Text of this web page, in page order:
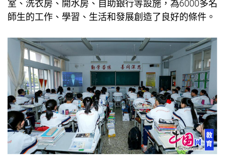
室、洗衣房、開水房、自助銀行等設施，為6000多名
師生的工作、學習、生活和發展創造了良好的條件。